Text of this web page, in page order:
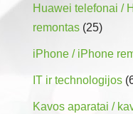
Huawei telefonai /
remontas (25)
iPhone / iPhone
IT ir technologijos
Kavos aparatai /